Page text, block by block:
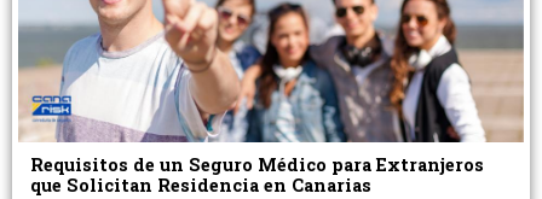
Requisitos de un Seguro Médico para Extranjeros
que Solicitan Residencia en Canarias